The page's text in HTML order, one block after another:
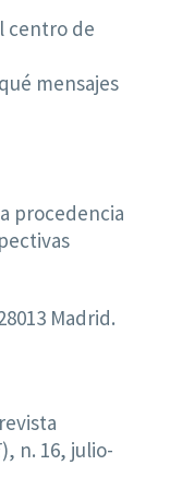
centro de
mensajes
procedencia
Madrid.
), n. 16, julio-